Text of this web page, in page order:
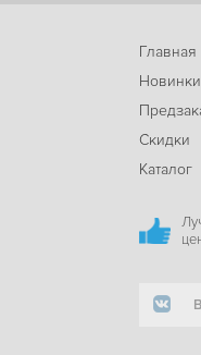
Главная
Новинки
Скидки
Каталог